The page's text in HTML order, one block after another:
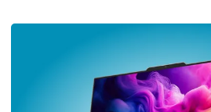
disponibles. Notre test met en
modèle phare ainsi que les compromis